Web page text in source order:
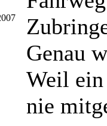
Genau
Weil
nie